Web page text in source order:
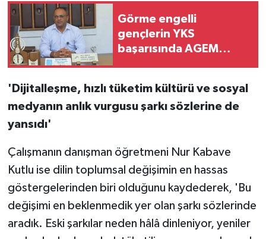
Görme engelli
gençlerin YKS
başarısında AGEM
'Dijitalleşme, hızlı tüketim kültürü ve sosyal
medyanın anlık vurgusu şarkı sözlerine de
yansıdı'
Çalışmanın danışman öğretmeni Nur Kabave
Kutlu ise dilin toplumsal değişimin en hassas
göstergelerinden biri olduğunu kaydederek, 'Bu
değişimi en beklenmedik yer olan şarkı sözlerinde
aradık. Eski şarkılar neden hâlâ dinleniyor, yeniler